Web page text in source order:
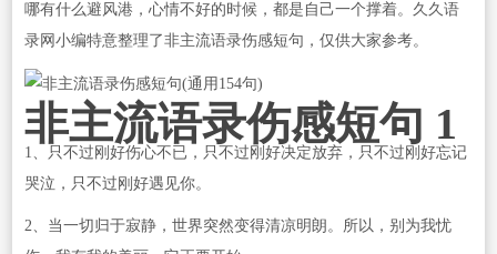
哪有什么避风港，心情不好的时候，都是自己一个撑着。久久语
录网小编特意整理了非主流语录伤感短句，仅供大家参考。
非主流语录伤感短句 1
1、只不过刚好伤心不已，只不过刚好决定放弃，只不过刚好忘记
哭泣，只不过刚好遇见你。
2、当一切归于寂静，世界突然变得清凉明朗。所以，别为我忧